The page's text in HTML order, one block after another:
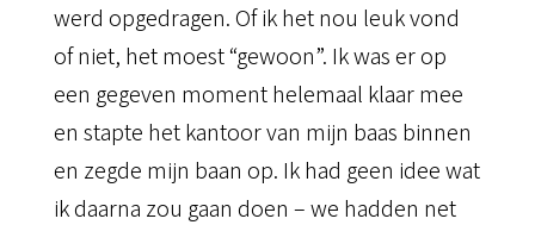
werd opgedragen. Of ik het nou leuk vond
of niet, het moest “gewoon”. Ik was er op
een gegeven moment helemaal klaar mee
en stapte het kantoor van mijn baas binnen
en zegde mijn baan op. Ik had geen idee wat
ik daarna zou gaan doen – we hadden net